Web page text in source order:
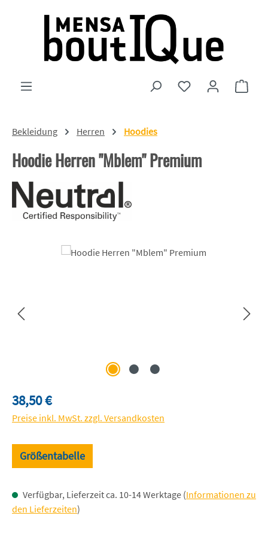
Zum Hauptinhalt springen
Du hast 0
Bekleidung Herren Hoodies
Hoodie Herren "Mblem" Premium
Bildergalerie überspringen
Regulärer Preis:
38,50 €
Preise inkl. MwSt. zzgl. Versandkosten
Größentabelle
Verfügbar, Lieferzeit ca. 10-14 Werktage (Informationen zu
den Lieferzeiten)